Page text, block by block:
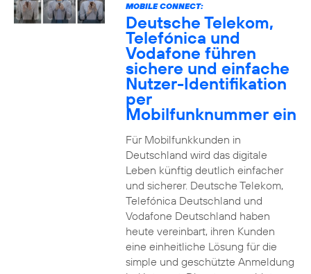
MOBILE CONNECT:
Deutsche Telekom,
Telefónica und
Vodafone führen
sichere und einfache
Nutzer-Identifikation
per
Mobilfunknummer ein
Für Mobilfunkkunden in
Deutschland wird das digitale
Leben künftig deutlich einfacher
und sicherer. Deutsche Telekom,
Telefónica Deutschland und
Vodafone Deutschland haben
heute vereinbart, ihren Kunden
eine einheitliche Lösung für die
simple und geschützte Anmeldung